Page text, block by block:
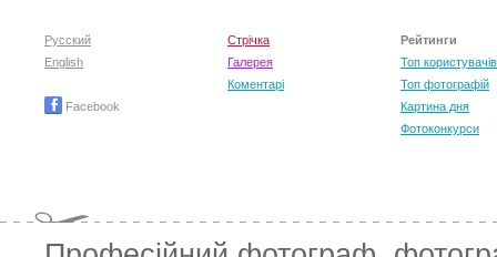
Русский
English
Facebook
Стрічка
Галерея
Коментарі
Рейтинги
Топ користувачів
Топ фотографій
Картина дня
Фотоконкурси